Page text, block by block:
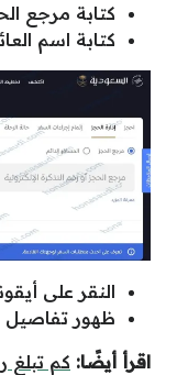
كتابة مرجع
كتابة اسم
النقر على
ظهور تفاصيل
اقرأ أيضًا: كم تبلغ